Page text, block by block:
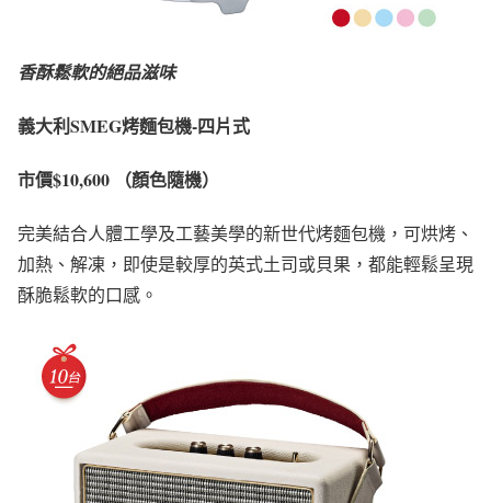
香酥鬆軟的絕品滋味
義大利SMEG烤麵包機-四片式
市價$10,600 （顏色隨機）
完美結合人體工學及工藝美學的新世代烤麵包機，可烘烤、
加熱、解凍，即使是較厚的英式土司或貝果，都能輕鬆呈現
酥脆鬆軟的口感。